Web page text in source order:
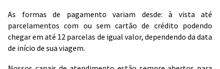
As formas de pagamento variam desde: à vista até
parcelamentos com ou sem cartão de crédito podendo
chegar em até 12 parcelas de igual valor, dependendo da data
de início de sua viagem.